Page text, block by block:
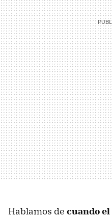
Hablamos de cuando